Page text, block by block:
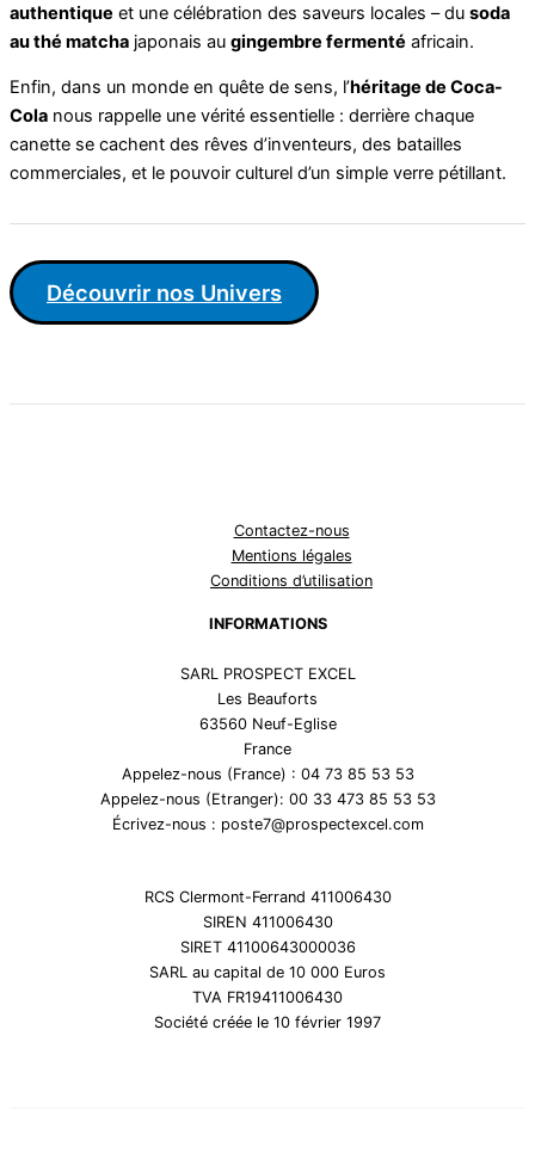
authentique et une célébration des saveurs locales – du soda
au thé matcha japonais au gingembre fermenté africain.
Enfin, dans un monde en quête de sens, l’héritage de Coca-
Cola nous rappelle une vérité essentielle : derrière chaque
canette se cachent des rêves d’inventeurs, des batailles
commerciales, et le pouvoir culturel d’un simple verre pétillant.
Découvrir nos Univers
Contactez-nous
Mentions légales
Conditions d’utilisation
INFORMATIONS
SARL PROSPECT EXCEL
Les Beauforts
63560 Neuf-Eglise
France
Appelez-nous (France) : 04 73 85 53 53
Appelez-nous (Etranger): 00 33 473 85 53 53
Écrivez-nous : poste7@prospectexcel.com
RCS Clermont-Ferrand 411006430
SIREN 411006430
SIRET 41100643000036
SARL au capital de 10 000 Euros
TVA FR19411006430
Société créée le 10 février 1997